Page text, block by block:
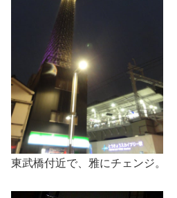
東武橋付近で、雅にチェンジ。